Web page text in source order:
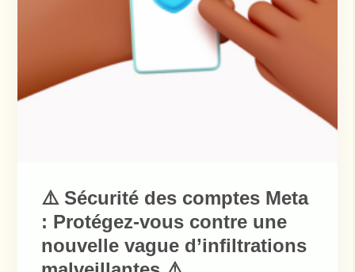
⚠️ Sécurité des comptes Meta
: Protégez-vous contre une
nouvelle vague d’infiltrations